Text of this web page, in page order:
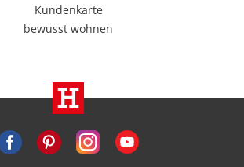
Kundenkarte
bewusst wohnen